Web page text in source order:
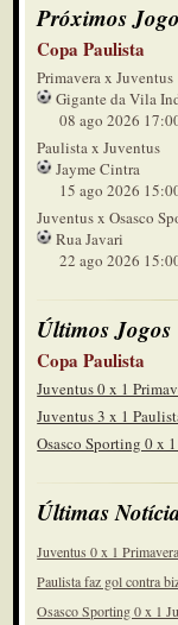
32'
2º tempo
Falta pra
25'
2º tempo
deles
25' público:
23'
22'
2º tempo
Sai
21'
Canela
19'
19'
2º tempo
GOL
Próximos
Copa Paulista
Primavera x Juventus
Gigante da Vila
08 ago 2026
Paulista x Juventus
Jayme Cintra
15 ago 2026
Juventus x Osasco
Rua Javari
22 ago 2026
Últimos Jogos
Copa Paulista
Juventus 0 x 1
Juventus 3 x 1
Osasco Sporting 0 x
Últimas
Juventus 0 x 1
Paulista faz gol contra
Osasco Sporting 0 x 1